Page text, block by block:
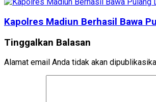
Kapolres Madiun Berhasil Bawa
Tinggalkan Balasan
Alamat email Anda tidak akan